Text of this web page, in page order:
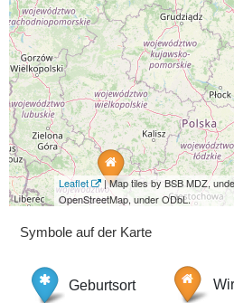
Leaflet
| Map tiles by BSB MDZ,
OpenStreetMap, under ODbL.
Symbole auf der Karte
Geburtsort